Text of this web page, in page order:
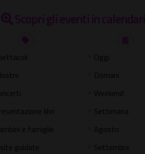
Scopri gli eventi in
libri
e famiglie
guidate
Oggi
Domani
Weekend
Settimana
Agosto
Settembre